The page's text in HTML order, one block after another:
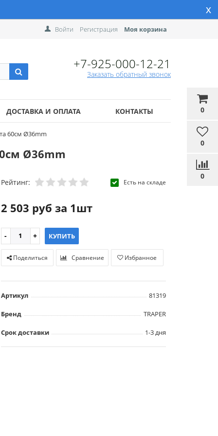
x
0
0
0
Войти Регистрация Моя корзина
+7-925-000-12-21
Заказать обратный звонок
ДОСТАВКА И ОПЛАТА КОНТАКТЫ
60см Ø36mm
Ø36mm
Рейтинг:
Есть на складе
2 503 руб за 1шт
КУПИТЬ
Поделиться Сравнение Избранное
Артикул 81319
Бренд TRAPER
Срок доставки 1-3 дня